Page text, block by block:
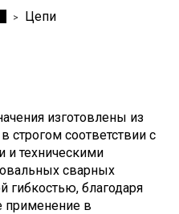
Цепи
изготовлены из
строгом соответствии с
и техническими
сварных
гибкостью, благодаря
применение в